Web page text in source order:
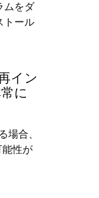
ムをダ
トール
イン
に
場合、
性が